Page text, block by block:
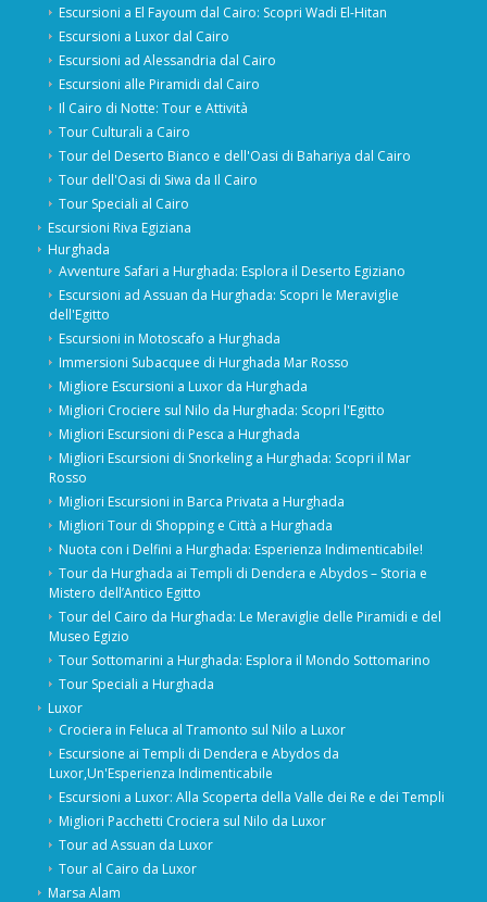
Escursioni a El Fayoum dal Cairo: Scopri Wadi El-Hitan
Escursioni a Luxor dal Cairo
Escursioni ad Alessandria dal Cairo
Escursioni alle Piramidi dal Cairo
Il Cairo di Notte: Tour e Attività
Tour Culturali a Cairo
Tour del Deserto Bianco e dell'Oasi di Bahariya dal Cairo
Tour dell'Oasi di Siwa da Il Cairo
Tour Speciali al Cairo
Escursioni Riva Egiziana
Hurghada
Avventure Safari a Hurghada: Esplora il Deserto Egiziano
Escursioni ad Assuan da Hurghada: Scopri le Meraviglie
dell'Egitto
Escursioni in Motoscafo a Hurghada
Immersioni Subacquee di Hurghada Mar Rosso
Migliore Escursioni a Luxor da Hurghada
Migliori Crociere sul Nilo da Hurghada: Scopri l'Egitto
Migliori Escursioni di Pesca a Hurghada
Migliori Escursioni di Snorkeling a Hurghada: Scopri il Mar
Rosso
Migliori Escursioni in Barca Privata a Hurghada
Migliori Tour di Shopping e Città a Hurghada
Nuota con i Delfini a Hurghada: Esperienza Indimenticabile!
Tour da Hurghada ai Templi di Dendera e Abydos – Storia e
Mistero dell’Antico Egitto
Tour del Cairo da Hurghada: Le Meraviglie delle Piramidi e del
Museo Egizio
Tour Sottomarini a Hurghada: Esplora il Mondo Sottomarino
Tour Speciali a Hurghada
Luxor
Crociera in Feluca al Tramonto sul Nilo a Luxor
Escursione ai Templi di Dendera e Abydos da
Luxor,Un'Esperienza Indimenticabile
Escursioni a Luxor: Alla Scoperta della Valle dei Re e dei Templi
Migliori Pacchetti Crociera sul Nilo da Luxor
Tour ad Assuan da Luxor
Tour al Cairo da Luxor
Marsa Alam